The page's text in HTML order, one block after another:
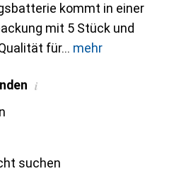
kommt in einer
mit 5 Stück und
für
mehr
i
suchen